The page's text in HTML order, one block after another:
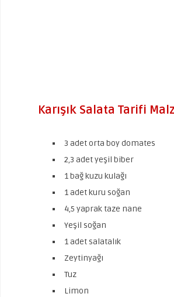
Karışık Salata Tarifi
3 adet orta boy domates
2,3 adet yeşil biber
1 bağ kuzu kulağı
1 adet kuru soğan
4,5 yaprak taze nane
Yeşil soğan
1 adet salatalık
Zeytinyağı
Tuz
Limon